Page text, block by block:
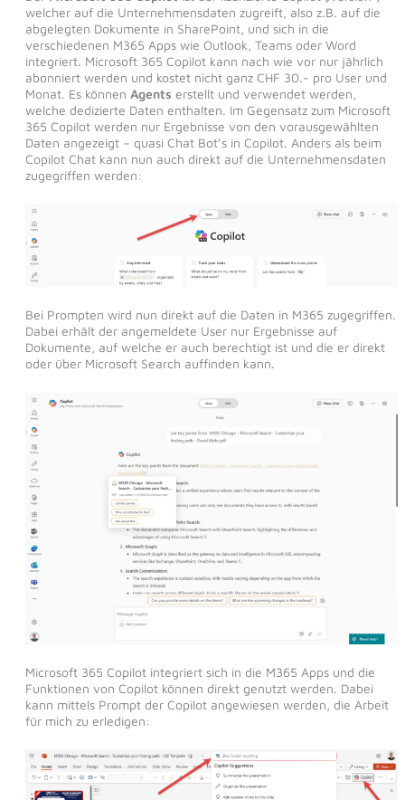
welcher auf die Unternehmensdaten zugreift, also z.B. auf die
abgelegten Dokumente in SharePoint, und sich in die
verschiedenen M365 Apps wie Outlook, Teams oder Word
integriert. Microsoft 365 Copilot kann nach wie vor nur jährlich
abonniert werden und kostet nicht ganz CHF 30.- pro User und
Monat. Es können Agents erstellt und verwendet werden,
welche dedizierte Daten enthalten. Im Gegensatz zum Microsoft
365 Copilot werden nur Ergebnisse von den vorausgewählten
Daten angezeigt – quasi Chat Bot’s in Copilot. Anders als beim
Copilot Chat kann nun auch direkt auf die Unternehmensdaten
zugegriffen werden:
Bei Prompten wird nun direkt auf die Daten in M365 zugegriffen.
Dabei erhält der angemeldete User nur Ergebnisse auf
Dokumente, auf welche er auch berechtigt ist und die er direkt
oder über Microsoft Search auffinden kann.
Microsoft 365 Copilot integriert sich in die M365 Apps und die
Funktionen von Copilot können direkt genutzt werden. Dabei
kann mittels Prompt der Copilot angewiesen werden, die Arbeit
für mich zu erledigen: